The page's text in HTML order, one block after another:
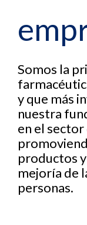
Somos la
y que más
nuestra
en el
productos
mejoría de
personas.